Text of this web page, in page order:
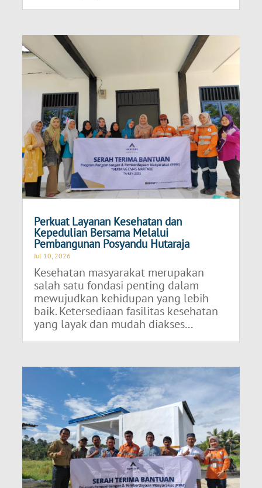
Perkuat Layanan Kesehatan dan
Kepedulian Bersama Melalui
Pembangunan Posyandu Hutaraja
Jul 10, 2026
Kesehatan masyarakat merupakan
salah satu fondasi penting dalam
mewujudkan kehidupan yang lebih
baik. Ketersediaan fasilitas kesehatan
yang layak dan mudah diakses...